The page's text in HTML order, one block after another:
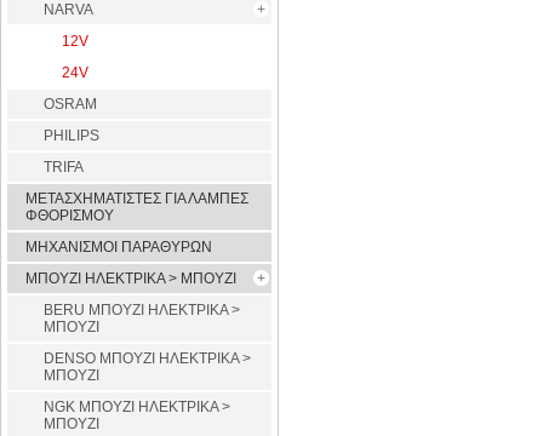
NARVA
12V
24V
OSRAM
PHILIPS
TRIFA
ΜΕΤΑΣΧΗΜΑΤΙΣΤΕΣ ΓΙΑ ΛΑΜΠΕΣ
ΦΘΟΡΙΣΜΟΥ
ΜΗΧΑΝΙΣΜΟΙ ΠΑΡΑΘΥΡΩΝ
ΜΠΟΥΖΙ ΗΛΕΚΤΡΙΚΑ > ΜΠΟΥΖΙ
BERU ΜΠΟΥΖΙ ΗΛΕΚΤΡΙΚΑ >
ΜΠΟΥΖΙ
DENSO ΜΠΟΥΖΙ ΗΛΕΚΤΡΙΚΑ >
ΜΠΟΥΖΙ
NGK ΜΠΟΥΖΙ ΗΛΕΚΤΡΙΚΑ >
ΜΠΟΥΖΙ